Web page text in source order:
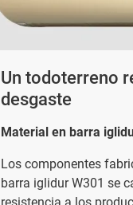
Un todoterreno
desgaste
Material en barra
Los componentes
barra iglidur W301 se
resistencia a los